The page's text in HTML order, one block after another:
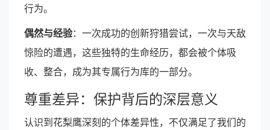
行为。
偶然与经验：一次成功的创新狩猎尝试，一次与天敌
惊险的遭遇，这些独特的生命经历，都会被个体吸
收、整合，成为其专属行为库的一部分。
尊重差异：保护背后的深层意义
认识到花梨鹰深刻的个体差异性，不仅满足了我们的